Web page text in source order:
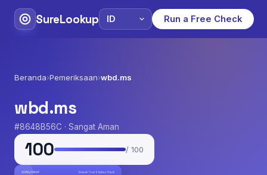
SureLookup Run a Free Check
Beranda›Pemeriksaan›wbd.ms
wbd.ms
#8648B56C · Sangat Aman
100 / 100